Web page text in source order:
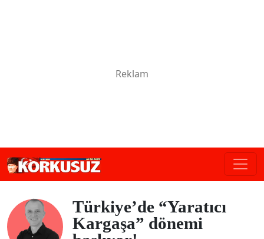
Türkiye’de “Yaratıcı
Kargaşa” dönemi